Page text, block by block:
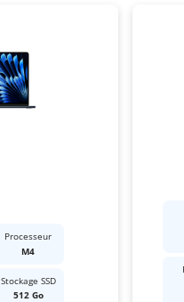
Processeur
M4
Stockage SSD
512 Go